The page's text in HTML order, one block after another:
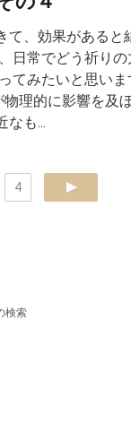
検索
て、効果があると
日常でどう祈り
てみたいと思い
理的に影響を及
なも...
4 next